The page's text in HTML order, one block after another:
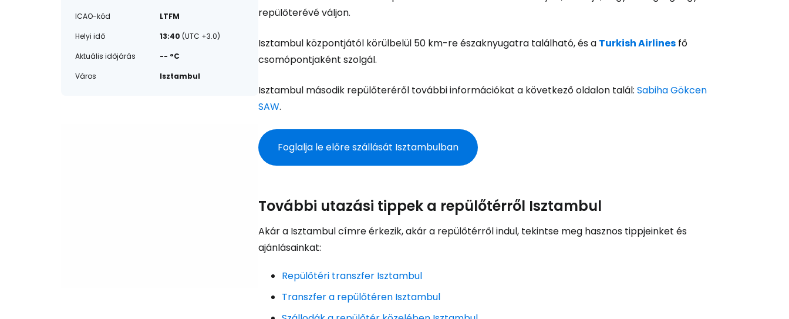
ICAO-kód
LTFM
Helyi idő
13:40 (UTC +3.0)
Aktuális időjárás
-- °C
Város
Isztambul
repülőterévé váljon.
Isztambul központjától körülbelül 50 km-re északnyugatra található, és a Turkish Airlines fő
csomópontjaként szolgál.
Isztambul második repülőteréről további információkat a következő oldalon talál: Sabiha Gökcen
SAW.
Foglalja le előre szállását Isztambulban
További utazási tippek a repülőtérről Isztambul
Akár a Isztambul címre érkezik, akár a repülőtérről indul, tekintse meg hasznos tippjeinket és
ajánlásainkat:
Repülőtéri transzfer Isztambul
Transzfer a repülőtéren Isztambul
Bejelentkezés a Cestee-be
... az utazási közösség világszerte
Folytassa e-mailben